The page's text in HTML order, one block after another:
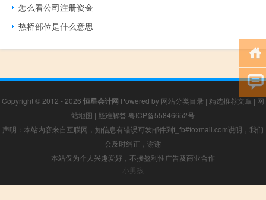
怎么看公司注册资金
热桥部位是什么意思
Copyright © 2012 - 2026 恒星会计网 Powered by 网站分类目录 | 精选推荐文章 | 网
站地图 | 疑难解答 粤ICP备55846652号
声明：本站内容来自互联网，如信息有错误可发邮件到f_fb#foxmail.com说明，我们
会及时纠正，谢谢
本站仅为个人兴趣爱好，不接盈利性广告及商业合作
小男孩